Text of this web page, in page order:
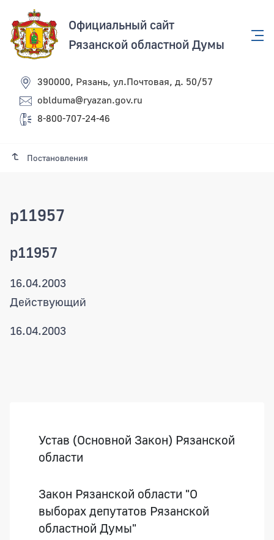
Официальный сайт
Рязанской областной Думы
390000, Рязань, ул.Почтовая, д. 50/57
oblduma@ryazan.gov.ru
8-800-707-24-46
Постановления
p11957
p11957
16.04.2003
Действующий
16.04.2003
Устав (Основной Закон) Рязанской
области
Закон Рязанской области "О
выборах депутатов Рязанской
областной Думы"